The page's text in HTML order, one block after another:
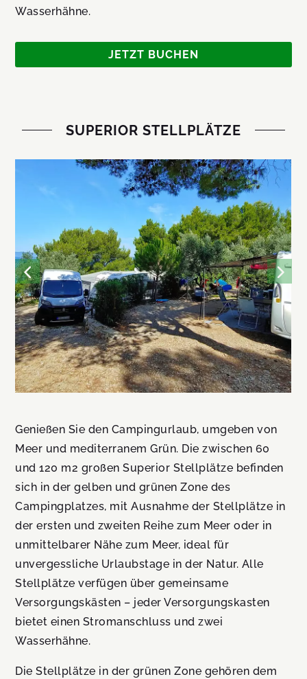
Wasserhähne.
JETZT BUCHEN
SUPERIOR STELLPLÄTZE
Genießen Sie den Campingurlaub, umgeben von
Meer und mediterranem Grün. Die zwischen 60
und 120 m2 großen Superior Stellplätze befinden
sich in der gelben und grünen Zone des
Campingplatzes, mit Ausnahme der Stellplätze in
der ersten und zweiten Reihe zum Meer oder in
unmittelbarer Nähe zum Meer, ideal für
unvergessliche Urlaubstage in der Natur. Alle
Stellplätze verfügen über gemeinsame
Versorgungskästen – jeder Versorgungskasten
bietet einen Stromanschluss und zwei
Wasserhähne.
Die Stellplätze in der grünen Zone gehören dem